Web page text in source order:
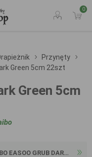
0
Przynęty
Green 5cm 22szt
Green 5cm
EASOO GRUB DARK GREEN...